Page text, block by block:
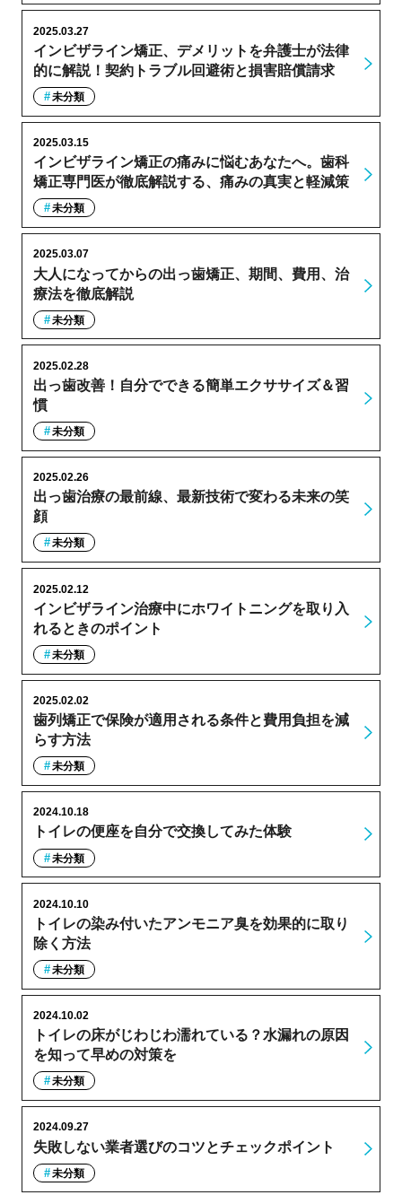
インビザライン矯正、デメリットを弁護士が法律
的に解説！契約トラブル回避術と損害賠償請求
2025.03.27
未分類
インビザライン矯正の痛みに悩むあなたへ。歯科
矯正専門医が徹底解説する、痛みの真実と軽減策
2025.03.15
未分類
大人になってからの出っ歯矯正、期間、費用、治
療法を徹底解説
2025.03.07
未分類
出っ歯改善！自分でできる簡単エクササイズ＆習
慣
2025.02.28
未分類
出っ歯治療の最前線、最新技術で変わる未来の笑
顔
2025.02.26
未分類
インビザライン治療中にホワイトニングを取り入
れるときのポイント
2025.02.12
未分類
歯列矯正で保険が適用される条件と費用負担を減
らす方法
2025.02.02
未分類
トイレの便座を自分で交換してみた体験
2024.10.18
未分類
トイレの染み付いたアンモニア臭を効果的に取り
除く方法
2024.10.10
未分類
トイレの床がじわじわ濡れている？水漏れの原因
を知って早めの対策を
2024.10.02
未分類
失敗しない業者選びのコツとチェックポイント
2024.09.27
未分類